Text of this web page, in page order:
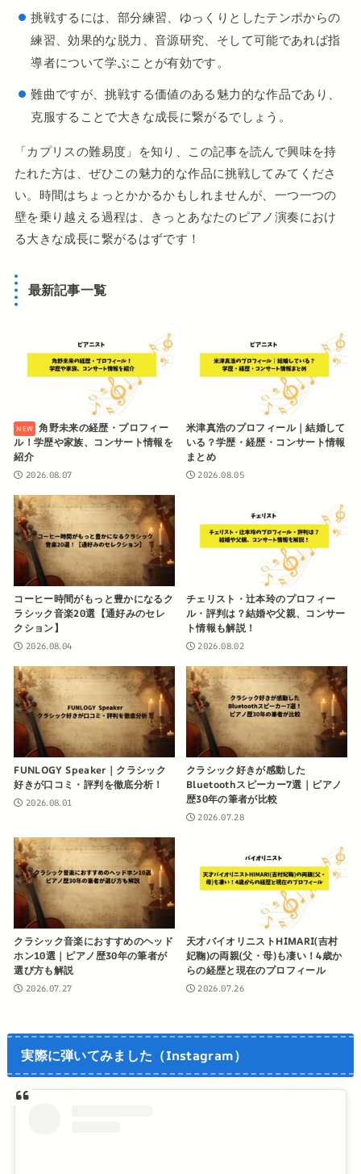
挑戦するには、部分練習、ゆっくりとしたテンポからの
練習、効果的な脱力、音源研究、そして可能であれば指
導者について学ぶことが有効です。
難曲ですが、挑戦する価値のある魅力的な作品であり、
克服することで大きな成長に繋がるでしょう。
「カプリスの難易度」を知り、この記事を読んで興味を持
たれた方は、ぜひこの魅力的な作品に挑戦してみてくださ
い。時間はちょっとかかるかもしれませんが、一つ一つの
壁を乗り越える過程は、きっとあなたのピアノ演奏におけ
る大きな成長に繋がるはずです！
最新記事一覧
角野未来の経歴・プロフィー
ル！学歴や家族、コンサート情報を
紹介
2026.08.07
米津真浩のプロフィール｜結婚して
いる？学歴・経歴・コンサート情報
まとめ
2026.08.05
コーヒー時間がもっと豊かになるク
ラシック音楽20選【通好みのセレ
クション】
2026.08.04
チェリスト・辻本玲のプロフィー
ル・評判は？結婚や父親、コンサー
ト情報も解説！
2026.08.02
FUNLOGY Speaker｜クラシック
好きが口コミ・評判を徹底分析！
2026.08.01
クラシック好きが感動した
Bluetoothスピーカー7選｜ピアノ
歴30年の筆者が比較
2026.07.28
クラシック音楽におすすめのヘッド
ホン10選｜ピアノ歴30年の筆者が
選び方も解説
2026.07.27
天才バイオリニストHIMARI(吉村
妃鞠)の両親(父・母)も凄い！4歳か
らの経歴と現在のプロフィール
2026.07.26
実際に弾いてみました（Instagram）